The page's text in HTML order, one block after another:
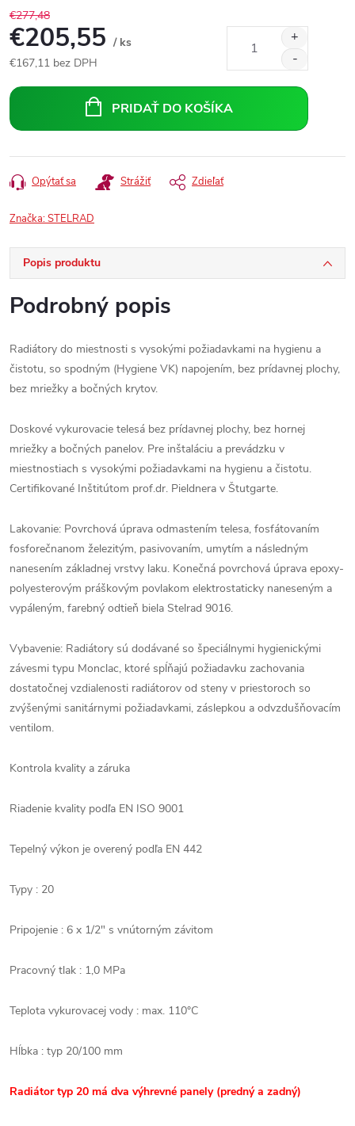
€277,48
€205,55 / ks
€167,11 bez DPH
cena:
PRIDAŤ DO KOŠÍKA
Opýtať sa Strážiť Zdieľať
Značka:STELRAD
Popis produktu
Podrobný popis
Radiátory do miestnosti s vysokými požiadavkami na hygienu a
čistotu, so spodným (Hygiene VK) napojením, bez prídavnej plochy,
bez mriežky a bočných krytov.
Doskové vykurovacie telesá bez prídavnej plochy, bez hornej
mriežky a bočných panelov. Pre inštaláciu a prevádzku v
miestnostiach s vysokými požiadavkami na hygienu a čistotu.
Certifikované Inštitútom prof.dr. Pieldnera v Štutgarte.
Lakovanie: Povrchová úprava odmastením telesa, fosfátovaním
fosforečnanom železitým, pasivovaním, umytím a následným
nanesením základnej vrstvy laku. Konečná povrchová úprava epoxy-
polyesterovým práškovým povlakom elektrostaticky naneseným a
vypáleným, farebný odtieň biela Stelrad 9016.
Vybavenie: Radiátory sú dodávané so špeciálnymi hygienickými
závesmi typu Monclac, ktoré spĺňajú požiadavku zachovania
dostatočnej vzdialenosti radiátorov od steny v priestoroch so
zvýšenými sanitárnymi požiadavkami, záslepkou a odvzdušňovacím
ventilom.
Kontrola kvality a záruka
Riadenie kvality podľa EN ISO 9001
Tepelný výkon je overený podľa EN 442
Typy : 20
Pripojenie : 6 x 1/2" s vnútorným závitom
Pracovný tlak : 1,0 MPa
Teplota vykurovacej vody : max. 110°C
Hĺbka : typ 20/100 mm
Radiátor typ 20 má dva výhrevné panely (predný a zadný)